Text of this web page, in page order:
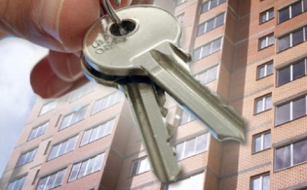
Перейти к основному содержанию